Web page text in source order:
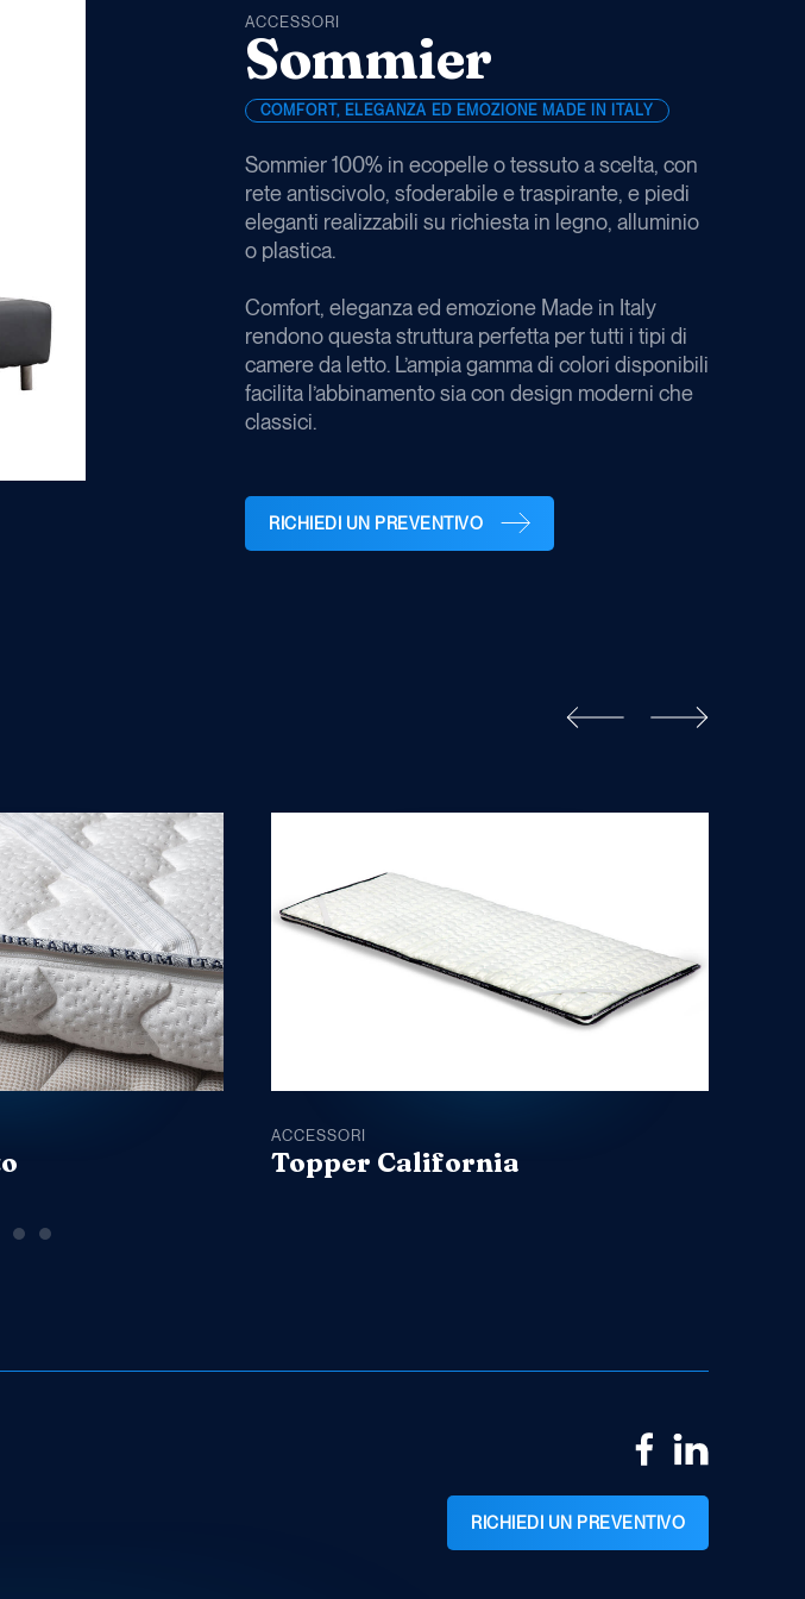
ACCESSORI
Sommier
COMFORT, ELEGANZA ED EMOZIONE MADE IN ITALY
Sommier 100% in ecopelle o tessuto a scelta, con
rete antiscivolo, sfoderabile e traspirante, e piedi
eleganti realizzabili su richiesta in legno, alluminio
o plastica.
Comfort, eleganza ed emozione Made in Italy
rendono questa struttura perfetta per tutti i tipi di
camere da letto. L’ampia gamma di colori disponibili
facilita l’abbinamento sia con design moderni che
classici.
RICHIEDI UN PREVENTIVO
ACCESSORI
Topper California
RICHIEDI UN PREVENTIVO